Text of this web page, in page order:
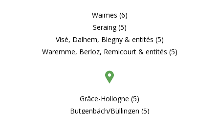
Waimes (6)
Seraing (5)
Visé, Dalhem, Blegny & entités (5)
Waremme, Berloz, Remicourt & entités (5)
Grâce-Hollogne (5)
Butgenbäch/Büllingen (5)